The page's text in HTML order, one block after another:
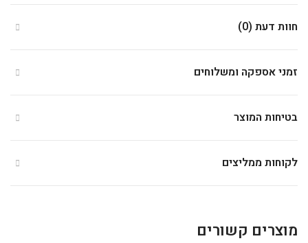
חוות דעת (0)
זמני אספקה ומשלוחים
בטיחות המוצר
לקוחות ממליצים
מוצרים קשורים